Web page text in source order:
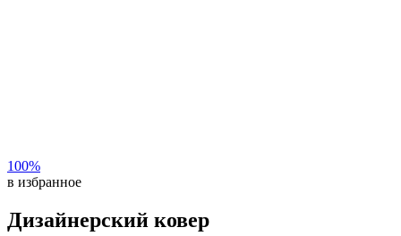
100%
в избранное
Дизайнерский ковер